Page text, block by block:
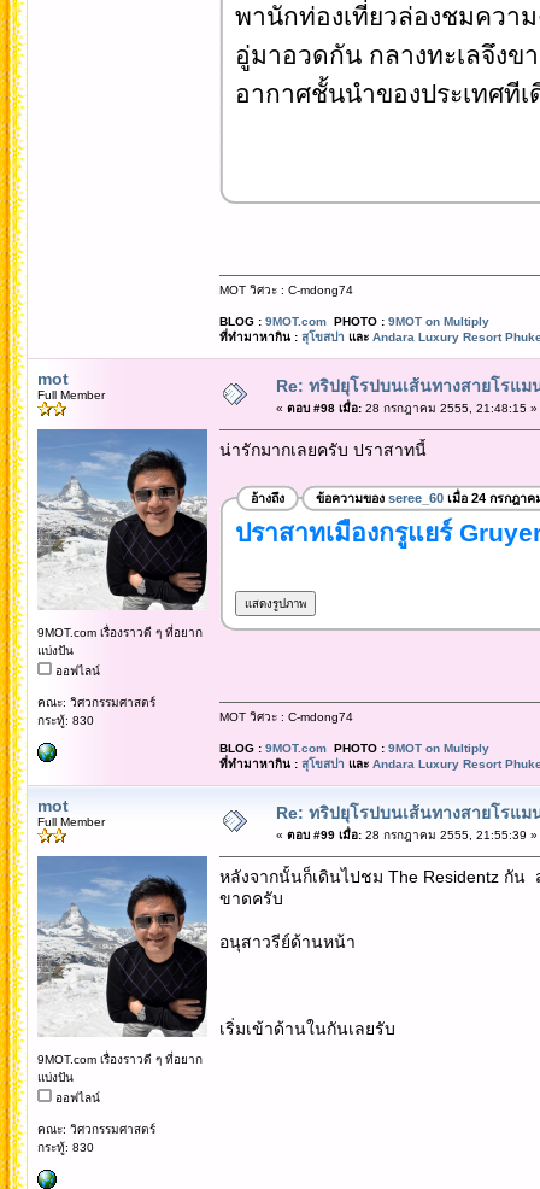
พานักท่องเที่ยวล่องชมความ
อู่มาอวดกัน กลางทะเลจึงข
อากาศชั้นนำของประเทศทีเ
MOT วิศวะ : C-mdong74
BLOG : 9MOT.comPHOTO : 9MOT on Multiply
ที่ทำมาหากิน : สุโขสปา และ Andara Luxury Resort
mot
Full Member
9MOT.com เรื่องราวดี ๆ ที่อยาก
แบ่งปัน
ออฟไลน์
คณะ: วิศวกรรมศาสตร์
กระทู้: 830
Re: ทริปยุโรปบนเส้นทางสายโรแม
« ตอบ #98 เมื่อ:28 กรกฎาคม 2555, 21:48:15 »
น่ารักมากเลยครับ ปราสาทนี้
อ้างถึง ข้อความของ seree_60เมื่อ 24 กรกฎาค
ปราสาทเมืองกรูแยร์
MOT วิศวะ : C-mdong74
BLOG : 9MOT.comPHOTO : 9MOT on Multiply
ที่ทำมาหากิน : สุโขสปา และ Andara Luxury Resort
mot
Full Member
9MOT.com เรื่องราวดี ๆ ที่อยาก
แบ่งปัน
ออฟไลน์
คณะ: วิศวกรรมศาสตร์
กระทู้: 830
Re: ทริปยุโรปบนเส้นทางสายโรแม
« ตอบ #99 เมื่อ:28 กรกฎาคม 2555, 21:55:39 »
หลังจากนั้นก็เดินไปชม The Residentz กั
ขาดครับ
อนุสาวรีย์ด้านหน้า
เริ่มเข้าด้านในกันเลยรับ